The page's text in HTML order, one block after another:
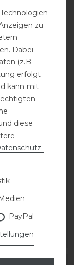
dich
MERKEN
zu
Dabei
(z.B.
erfolgt
kann mit
diese
PayPal